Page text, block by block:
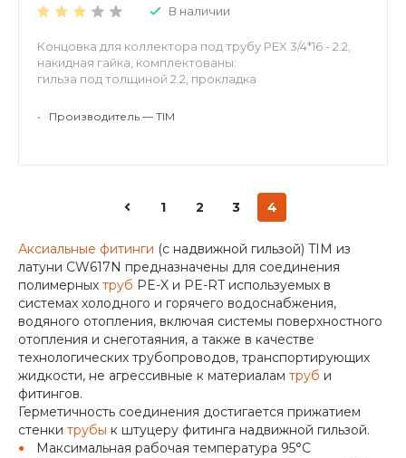
В наличии
Концовка для коллектора под трубу PEX 3/4*16 - 2.2,
накидная гайка, комплектованы:
гильза под толщиной 2.2, прокладка
• Производитель — TIM
1 2 3 4
Аксиальные фитинги (с надвижной гильзой) TIM из
латуни CW617N предназначены для соединения
полимерных труб PE-X и PE-RT используемых в
системах холодного и горячего водоснабжения,
водяного отопления, включая системы поверхностного
отопления и снеготаяния, а также в качестве
технологических трубопроводов, транспортирующих
жидкости, не агрессивные к материалам труб и
фитингов.
Герметичность соединения достигается прижатием
стенки трубы к штуцеру фитинга надвижной гильзой.
Максимальная рабочая температура 95°С